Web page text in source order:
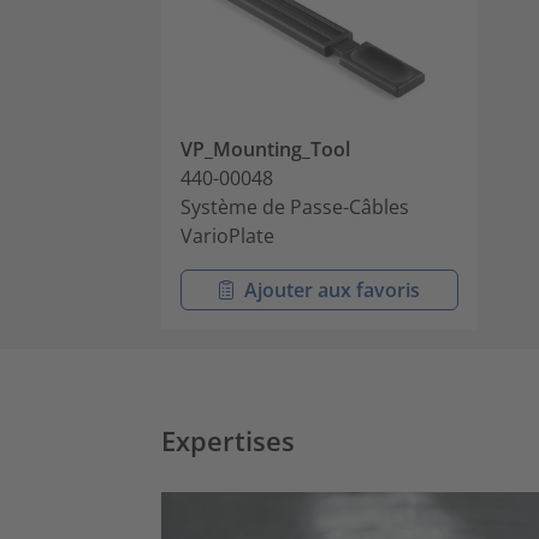
VP_Mounting_Tool
440-00048
Système de Passe-Câbles
VarioPlate
Ajouter aux favoris
Expertises